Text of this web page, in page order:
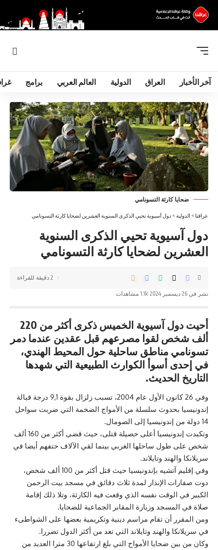
آخر الأخبار العراق الدولية العالم العربي برامج
ضحايا كارثة التسونامي
عراقنا > الدولية > دول آسيوية تحيي الذكرى السنوية العشرين لضحايا كارثة التسونامي
دول آسيوية تحيي الذكرى السنوية
العشرين لضحايا كارثة التسونامي
نشر في 26 ديسمبر 2024 1.1k مشاهدات
2 دقيقة للقراءة
أحيت دول آسيوية الخميس ذكرى أكثر من 220
ألف شخص لقوا مصرعهم قبل عقدين عندما دمر
تسونامي مناطق ساحلية حول المحيط الهندي،
في إحدى أسوأ الكوارث الطبيعية التي شهدها
التاريخ الحديث.
وفي 26 كانون الأول عام 2004، تسبب زلزال بقوة 9,1 درجة قبالة
إندونيسيا بحدوث سلسلة من الأمواج الضخمة التي ضربت سواحل
14 دولة من إندونيسيا إلى الصومال.
وتكبدت إندونيسيا أعلى حصيلة قتلى، حيث قضى أكثر من 160 ألف
شخص على طول ساحلها الغربي بينما لقي الآلاف حتفهم أيضا في
سريلانكا والهند وتايلاند.
وفي إقليم آتشيه بإندونيسيا حيث قتل أكثر من 100 ألف شخص،
دوت صفارات الإنذار لمدة ثلاث دقائق في مسجد بيت الرحمن
الكبير في الوقت نفسه الذي وقعت فيه الكارثة، وتلا ذلك إقامة
صلاة في المسجد وزيارة المقابر الجماعية للضحايا.
ومن المقرر أن تقام مراسم دينية وتكريمية بعضها على الشواطىء
في سريلانكا والهند وتايلاند التي تعد من أكثر الدول تضررا.
وكان من بين ضحايا الأمواج التي بلغ ارتفاعها 30 مترا العديد من